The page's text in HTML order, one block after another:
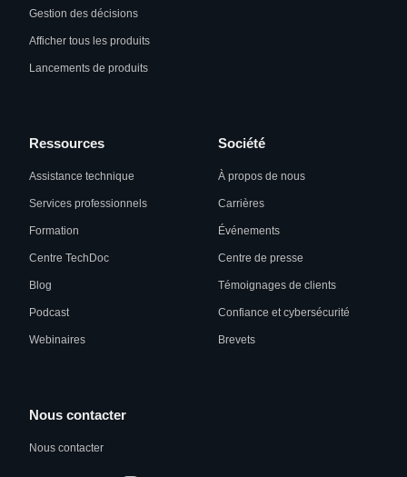
Gestion des décisions
Afficher tous les produits
Lancements de produits
Ressources
Assistance technique
Services professionnels
Formation
Centre TechDoc
Blog
Podcast
Webinaires
Société
À propos de nous
Carrières
Événements
Centre de presse
Témoignages de clients
Confiance et cybersécurité
Brevets
Nous contacter
Nous contacter